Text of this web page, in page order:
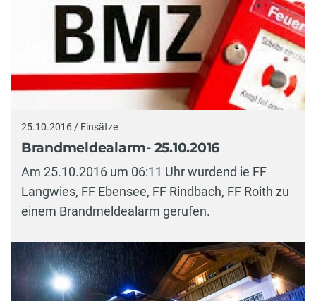
25.10.2016 / Einsätze
Brandmeldealarm- 25.10.2016
Am 25.10.2016 um 06:11 Uhr wurdend ie FF
Langwies, FF Ebensee, FF Rindbach, FF Roith zu
einem Brandmeldealarm gerufen.